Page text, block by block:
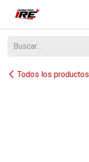
Todos los productos